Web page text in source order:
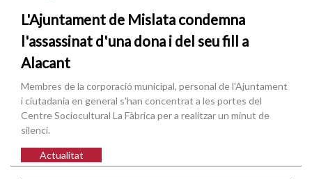
L'Ajuntament de Mislata condemna
l'assassinat d'una dona i del seu fill a
Alacant
Membres de la corporació municipal, personal de l'Ajuntament
i ciutadania en general s'han concentrat a les portes del
Centre Sociocultural La Fàbrica per a realitzar un minut de
silenci.
Actualitat